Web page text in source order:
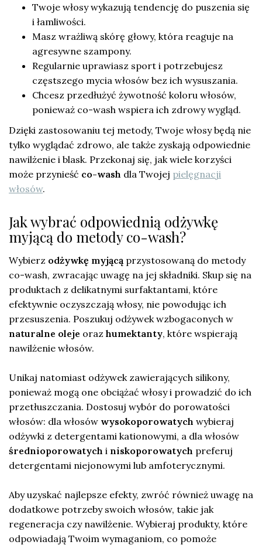
Twoje włosy wykazują tendencję do puszenia się
i łamliwości.
Masz wrażliwą skórę głowy, która reaguje na
agresywne szampony.
Regularnie uprawiasz sport i potrzebujesz
częstszego mycia włosów bez ich wysuszania.
Chcesz przedłużyć żywotność koloru włosów,
ponieważ co-wash wspiera ich zdrowy wygląd.
Dzięki zastosowaniu tej metody, Twoje włosy będą nie
tylko wyglądać zdrowo, ale także zyskają odpowiednie
nawilżenie i blask. Przekonaj się, jak wiele korzyści
może przynieść co-wash dla Twojej pielęgnacji
włosów.
Jak wybrać odpowiednią odżywkę
myjącą do metody co-wash?
Wybierz odżywkę myjącą przystosowaną do metody
co-wash, zwracając uwagę na jej składniki. Skup się na
produktach z delikatnymi surfaktantami, które
efektywnie oczyszczają włosy, nie powodując ich
przesuszenia. Poszukuj odżywek wzbogaconych w
naturalne oleje oraz humektanty, które wspierają
nawilżenie włosów.
Unikaj natomiast odżywek zawierających silikony,
ponieważ mogą one obciążać włosy i prowadzić do ich
przetłuszczania. Dostosuj wybór do porowatości
włosów: dla włosów wysokoporowatych wybieraj
odżywki z detergentami kationowymi, a dla włosów
średnioporowatych i niskoporowatych preferuj
detergentami niejonowymi lub amfoterycznymi.
Aby uzyskać najlepsze efekty, zwróć również uwagę na
dodatkowe potrzeby swoich włosów, takie jak
regeneracja czy nawilżenie. Wybieraj produkty, które
odpowiadają Twoim wymaganiom, co pomoże